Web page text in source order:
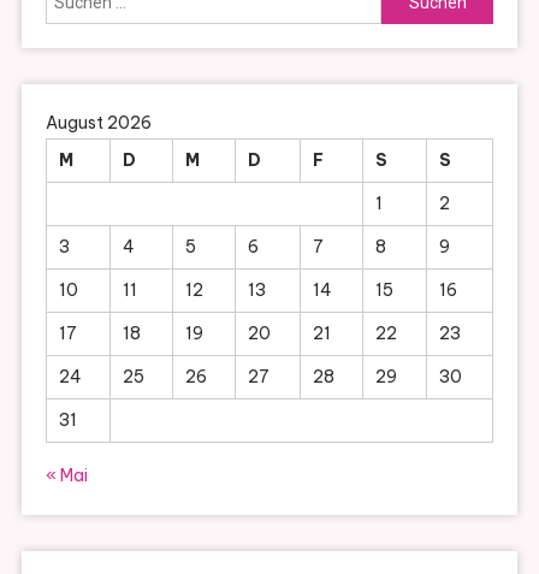
nach:
August 2026
M
D M D F S
S
1
2
3
4 5 6 7 8
9
10
11 12 13 14 15
16
17
18 19 20 21 22
23
24
25 26 27 28 29
30
31
« Mai